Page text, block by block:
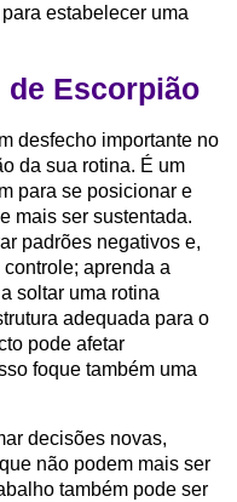
estabelecer uma
de Escorpião
desfecho importante no
da sua rotina. É um
para se posicionar e
mais ser sustentada.
padrões negativos e,
aprenda a
soltar uma rotina
adequada para o
pode afetar
foque também uma
decisões novas,
não podem mais ser
também pode ser